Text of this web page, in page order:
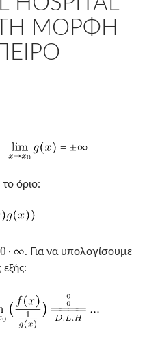
ΜΟΡΦΗ
το όριο:
. Για να υπολογίσουμε